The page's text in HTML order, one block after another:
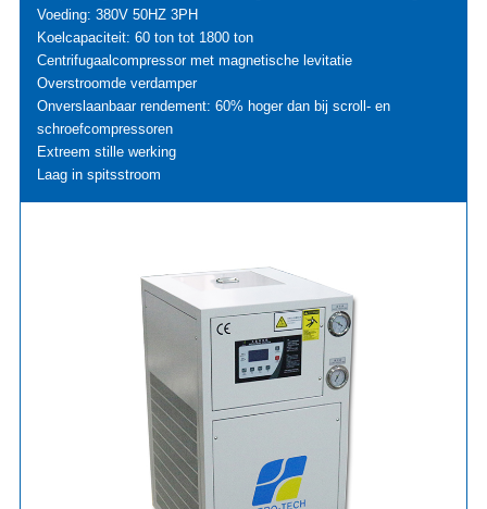
Voeding: 380V 50HZ 3PH
Koelcapaciteit: 60 ton tot 1800 ton
Centrifugaalcompressor met magnetische levitatie
Overstroomde verdamper
Onverslaanbaar rendement: 60% hoger dan bij scroll- en
schroefcompressoren
Extreem stille werking
Laag in spitsstroom